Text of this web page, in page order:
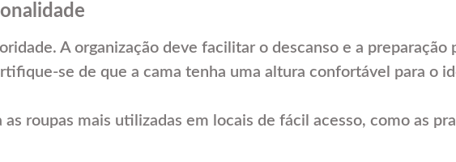
A organização deve facilitar o descanso e a preparação
se de que a cama tenha uma altura confortável para o
as roupas mais utilizadas em locais de fácil acesso, como as